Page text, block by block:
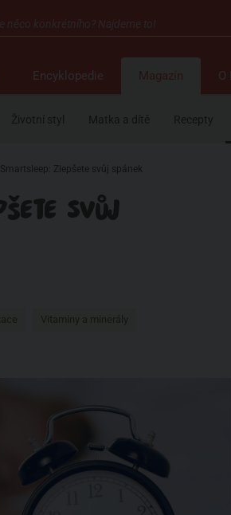
Encyklopedie Magazín O
Životní styl Matka a dítě Recepty
Zlepšete svůj spánek
SVŮJ
Vitaminy a minerály